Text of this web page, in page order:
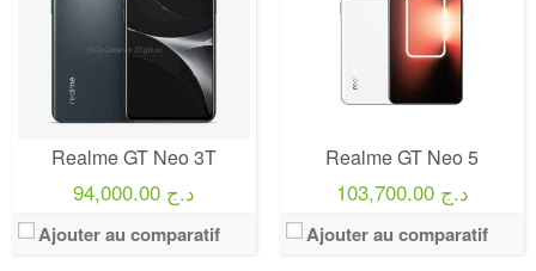
Realme GT Neo 3T
94,000.00 د.ج
Ajouter au comparatif
Realme GT Neo 5
103,700.00 د.ج
Ajouter au comparatif